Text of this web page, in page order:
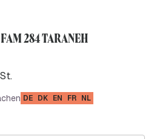
284 TARANEH
DE DK EN FR NL